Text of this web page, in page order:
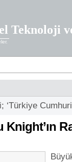
Teknoloji
‘Türkiye